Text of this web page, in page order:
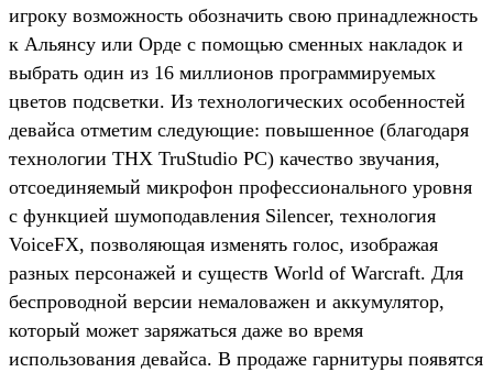
игроку возможность обозначить свою принадлежность
к Альянсу или Орде с помощью сменных накладок и
выбрать один из 16 миллионов программируемых
цветов подсветки. Из технологических особенностей
девайса отметим следующие: повышенное (благодаря
технологии THX TruStudio PC) качество звучания,
отсоединяемый микрофон профессионального уровня
с функцией шумоподавления Silencer, технология
VoiceFX, позволяющая изменять голос, изображая
разных персонажей и существ World of Warcraft. Для
беспроводной версии немаловажен и аккумулятор,
который может заряжаться даже во время
использования девайса. В продаже гарнитуры появятся